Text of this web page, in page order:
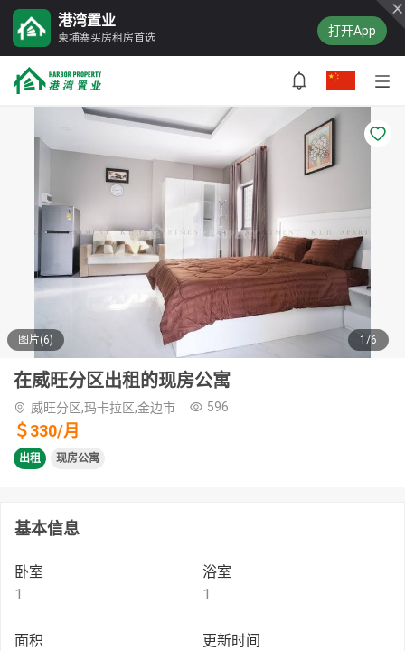
港湾置业
柬埔寨买房租房首选 打开App
图片(6) 1/6
在威旺分区出租的现房公寓
威旺分区,玛卡拉区,金边市 596
＄330/月
出租 现房公寓
基本信息
卧室
1
浴室
1
面积
更新时间